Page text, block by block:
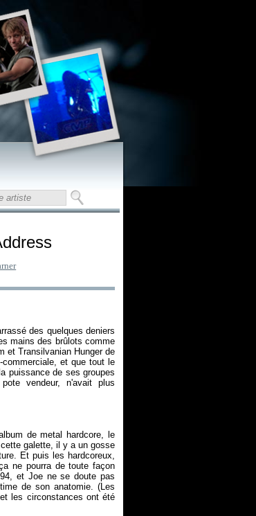
des quelques deniers
mains des brûlots comme
et Transilvanian Hungerde
et que tout le
puissance de ses groupes
vendeur, n'avait plus
de metal hardcore, le
galette, il y a un gosse
Et puis les hardcoreux,
ne pourra de toute façon
et Joe ne se doute pas
de son anatomie. (Les
les circonstances ont été